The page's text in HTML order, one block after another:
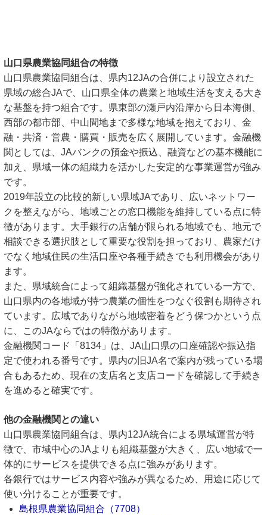
山口県農業協同組合の特徴
山口県農業協同組合は、県内12JAの合併により設立された
県域の総合JAで、山口県全体の農業と地域生活を支える大き
な基盤を持つ組合です。県東部の瀬戸内沿岸から日本海側、
西部の都市部、中山間地まで多様な地域を抱えており、金
融・共済・営農・購買・販売を広く展開しています。金融機
関としては、JAバンクの預金や振込、融資などの基本機能に
加え、県域一体の組織力を活かした安定的な事業運営が強み
です。
2019年設立の比較的新しい県域JAであり、広いネットワー
クを整えながら、地域ごとの窓口機能を維持している点に特
徴があります。大手銀行の店舗が限られる地域でも、地元で
相談できる選択肢として重要な役割を担っており、農家だけ
でなく地域住民の生活口座や各種手続きでも利用機会があり
ます。
また、県域統合によって組織基盤が強化されている一方で、
山口県内の各地域が持つ農業の個性をつなぐ役割も期待され
ています。広域でありながら地域密着をどう保つかという点
に、このJAならではの特徴があります。
金融機関コード「8134」は、JA山口県の口座確認や振込指
定で使われる番号です。県内の旧JA名で案内が残っている場
合もあるため、現在の支店名と支店コードを確認して手続き
を進めると確実です。
他の金融機関との違い
山口県農業協同組合は、県内12JA統合による県域運営が特
徴で、市域中心のJAよりも組織基盤が大きく、広い地域で一
体的にサービスを提供できる点に強みがあります。
各銀行ではサービス内容や強みが異なるため、用途に応じて
使い分けることが重要です。
島根県農業協同組合（7708）